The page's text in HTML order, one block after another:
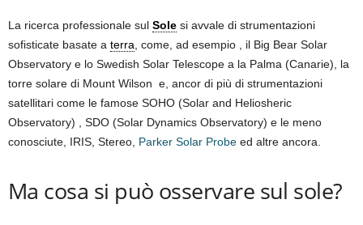
La ricerca professionale sul Sole si avvale di strumentazioni
sofisticate basate a terra , come, ad esempio , il Big Bear Solar
Observatory e lo Swedish Solar Telescope a la Palma (Canarie), la
torre solare di Mount Wilson e, ancor di più di strumentazioni
satellitari come le famose SOHO (Solar and Heliosheric
Observatory) , SDO (Solar Dynamics Observatory) e le meno
conosciute, IRIS, Stereo, Parker Solar Probe ed altre ancora.
Ma cosa si può osservare sul sole?